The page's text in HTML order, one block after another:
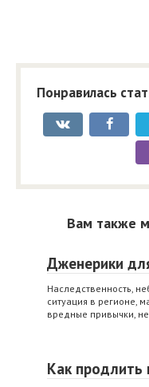
Понравилась
Вам также
Дженерики
Наследственность,
ситуация в регионе,
вредные привычки,
Как продлить